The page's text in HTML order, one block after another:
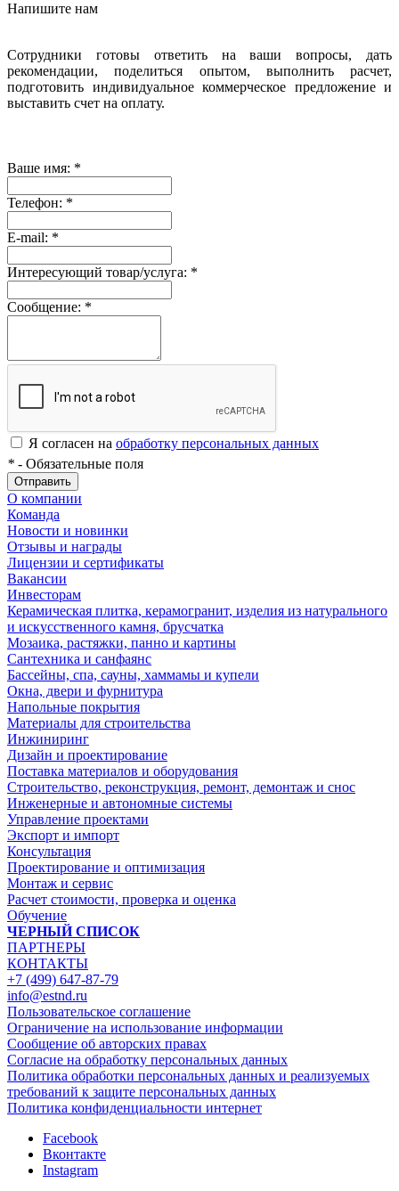
Напишите нам
Сотрудники готовы ответить на ваши вопросы, дать
рекомендации, поделиться опытом, выполнить расчет,
подготовить индивидуальное коммерческое предложение и
выставить счет на оплату.
Ваше имя: *
Телефон: *
E-mail: *
Интересующий товар/услуга: *
Сообщение: *
Я согласен на обработку персональных данных
* - Обязательные поля
Отправить
О компании
Команда
Новости и новинки
Отзывы и награды
Лицензии и сертификаты
Вакансии
Инвесторам
Керамическая плитка, керамогранит, изделия из натурального
и искусственного камня, брусчатка
Мозаика, растяжки, панно и картины
Сантехника и санфаянс
Бассейны, спа, сауны, хаммамы и купели
Окна, двери и фурнитура
Напольные покрытия
Материалы для строительства
Инжиниринг
Дизайн и проектирование
Поставка материалов и оборудования
Строительство, реконструкция, ремонт, демонтаж и снос
Инженерные и автономные системы
Управление проектами
Экспорт и импорт
Консультация
Проектирование и оптимизация
Монтаж и сервис
Расчет стоимости, проверка и оценка
Обучение
ЧЕРНЫЙ СПИСОК
ПАРТНЕРЫ
КОНТАКТЫ
+7 (499) 647-87-79
info@estnd.ru
Пользовательское соглашение
Ограничение на использование информации
Сообщение об авторских правах
Согласие на обработку персональных данных
Политика обработки персональных данных и реализуемых
требований к защите персональных данных
Политика конфиденциальности интернет
Facebook
Вконтакте
Instagram